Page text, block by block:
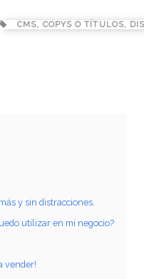
CMS, COPYS O TÍTULOS,
y sin distracciones.
utilizar en mi negocio?
vender!